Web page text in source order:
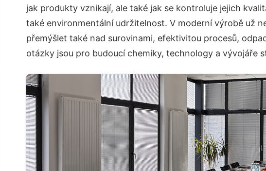
jak produkty vznikají, ale také jak se kontroluje jejich
také environmentální udržitelnost. V moderní výrobě už
přemýšlet také nad surovinami, efektivitou procesů,
otázky jsou pro budoucí chemiky, technology a vývojáře